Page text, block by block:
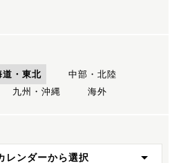
道・東北
中部・北陸
九州・沖縄 海外
レンダーから選択